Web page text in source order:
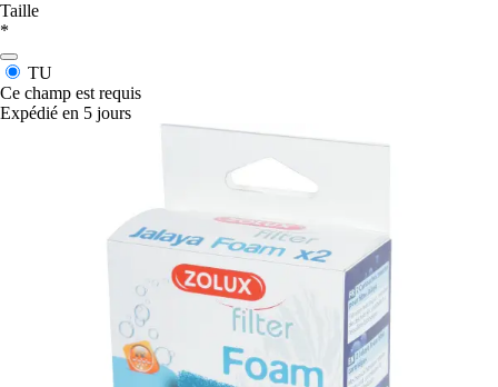
Taille
*
TU
Ce champ est requis
Expédié en 5 jours